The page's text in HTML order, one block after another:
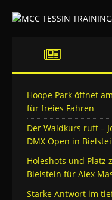
Hoope Park öffnet
für freies Fahren
Der Waldkurs ruft –
DMX Open in
Holeshots und Platz
Bielstein für Alex
Starke Antwort im